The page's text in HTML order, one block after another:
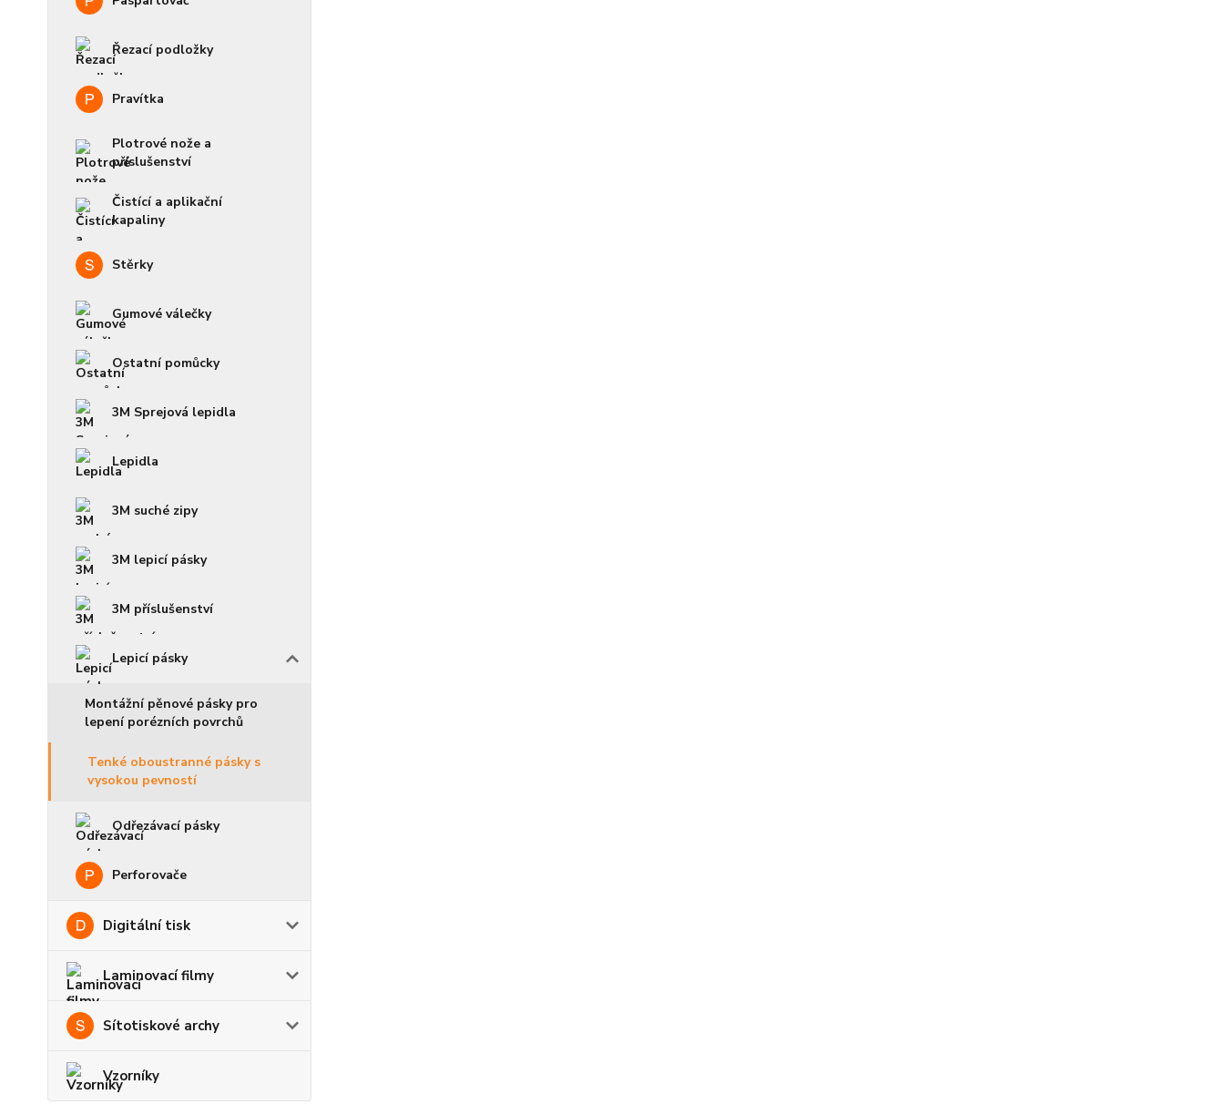
Řezací podložky
Pravítka
Plotrové nože a
příslušenství
Čistící a aplikační
kapaliny
Stěrky
Gumové válečky
Ostatní pomůcky
3M Sprejová lepidla
Lepidla
3M suché zipy
3M lepicí pásky
3M příslušenství
Lepicí pásky
Montážní pěnové pásky pro
lepení porézních povrchů
Tenké oboustranné pásky s
vysokou pevností
Odřezávací pásky
Perforovače
Digitální tisk
Laminovací filmy
Sítotiskové archy
Vzorníky